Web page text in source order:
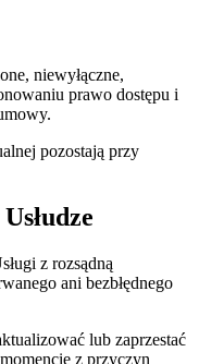
niewyłączne,
prawo dostępu i
pozostają przy
z rozsądną
ani bezbłędnego
lub zaprzestać
z przyczyn